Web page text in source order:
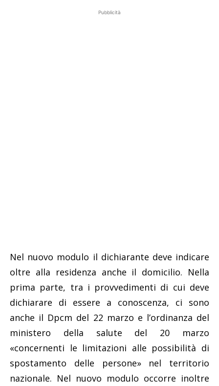
Pubblicità
Nel nuovo modulo il dichiarante deve indicare
oltre alla residenza anche il domicilio. Nella
prima parte, tra i provvedimenti di cui deve
dichiarare di essere a conoscenza, ci sono
anche il Dpcm del 22 marzo e l’ordinanza del
ministero della salute del 20 marzo
«concernenti le limitazioni alle possibilità di
spostamento delle persone» nel territorio
nazionale. Nel nuovo modulo occorre inoltre